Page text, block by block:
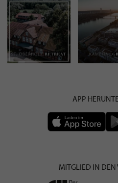
APP
MITGLIED IN DEN